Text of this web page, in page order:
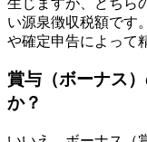
い源泉徴収税額です
や確定申告によって
賞与（ボーナス
か？